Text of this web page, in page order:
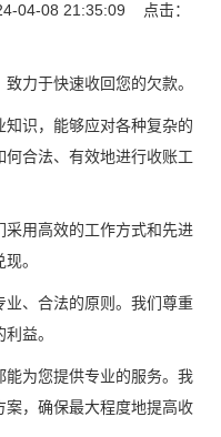
04-08 21:35:09 点击：
力于快速收回您的欠款。
识，能够应对各种复杂的
合法、有效地进行收账工
用高效的工作方式和先进
。
、合法的原则。我们尊重
益。
为您提供专业的服务。我
，确保最大程度地提高收